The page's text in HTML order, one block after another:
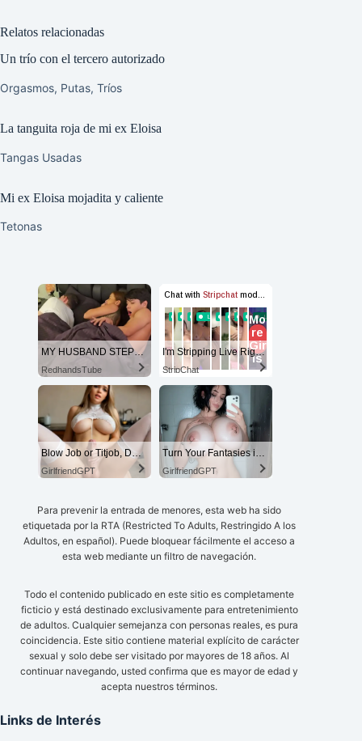
Relatos relacionadas
Un trío con el tercero autorizado
Orgasmos, Putas, Tríos
La tanguita roja de mi ex Eloisa
Tangas Usadas
Mi ex Eloisa mojadita y caliente
Tetonas
MY HUSBAND STEPSON MISTAKENLY GIVES ME IN THE ASS
RedhandsTube
I'm Stripping Live Right Now
StripChat
Blow Job or Titjob, Deepthroat or Spreading Pussy
GirlfriendGPT
Turn Your Fantasies into Reality on GirlfriendGPT
GirlfriendGPT
Para prevenir la entrada de menores, esta web ha sido
etiquetada por la RTA (Restricted To Adults, Restringido A los
Adultos, en español). Puede bloquear fácilmente el acceso a
esta web mediante un filtro de navegación.
Todo el contenido publicado en este sitio es completamente
ficticio y está destinado exclusivamente para entretenimiento
de adultos. Cualquier semejanza con personas reales, es pura
coincidencia. Este sitio contiene material explícito de carácter
sexual y solo debe ser visitado por mayores de 18 años. Al
continuar navegando, usted confirma que es mayor de edad y
acepta nuestros términos.
Links de Interés